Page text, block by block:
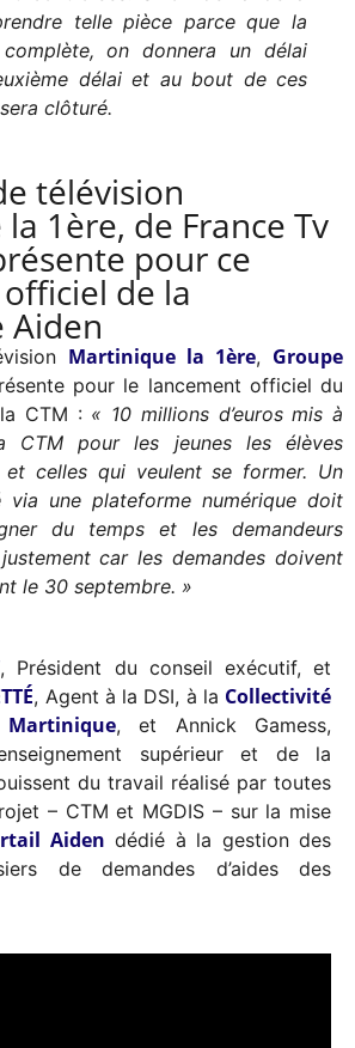
telle pièce parce que la
on donnera un délai
délai et au bout de ces
clôturé.
télévision
1ère, de France Tv
pour ce
de la
Aiden
Martinique la 1ère, Groupe
pour le lancement officiel du
CTM : « 10 millions d’euros mis à
CTM pour les jeunes les élèves
celles qui veulent se former. Un
via une plateforme numérique doit
du temps et les demandeurs
car les demandes doivent
le 30 septembre. »
, Président du conseil exécutif, et
, Agent à la DSI, à la Collectivité
, et Annick Gamess,
supérieur et de la
du travail réalisé par toutes
– CTM et MGDIS – sur la mise
Aiden dédié à la gestion des
de demandes d’aides des